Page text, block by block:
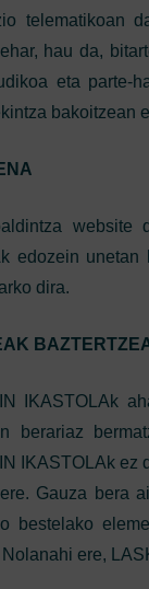
telematikoan
hau da,
eta parte-
bakoitzean
edozein
dira.
IKASTOLAk
berariaz
IKASTOLAk
Gauza bera
bestelako
ere,